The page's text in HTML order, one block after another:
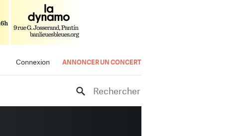
Connexion ANNONCER UN CONCERT
Rechercher